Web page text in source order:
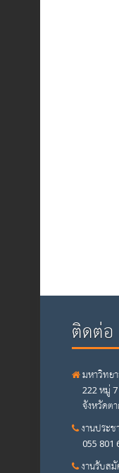
ติดต่อ
มหาวิทย
222 หมู่
จังหวัดต
งานประช
055 801
งานรับสมั